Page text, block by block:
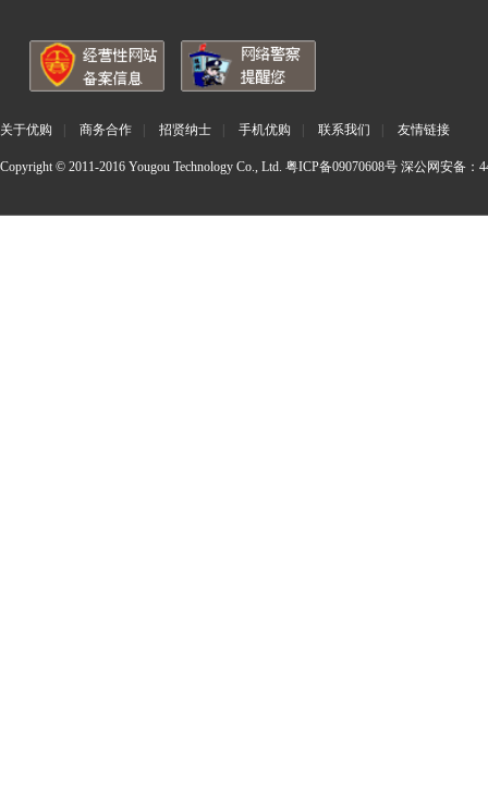
关于优购 商务合作 招贤纳士 手机优购 联系我们 友情链接
Copyright © 2011-2016 Yougou Technology Co., Ltd. 粤ICP备09070608号 深公网安备：